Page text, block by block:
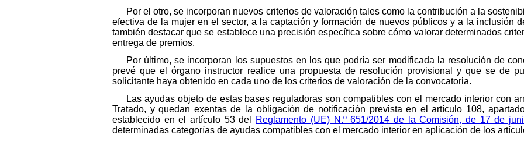
Por el otro, se incorporan nuevos criterios de valoración tales como la contribución a la
efectiva de la mujer en el sector, a la captación y formación de nuevos públicos y a la inclusión
también destacar que se establece una precisión específica sobre cómo valorar determinados
entrega de premios.
Por último, se incorporan los supuestos en los que podría ser modificada la resolución de
prevé que el órgano instructor realice una propuesta de resolución provisional y que se de
solicitante haya obtenido en cada uno de los criterios de valoración de la convocatoria.
Las ayudas objeto de estas bases reguladoras son compatibles con el mercado interior con
Tratado, y quedan exentas de la obligación de notificación prevista en el artículo 108,
establecido en el artículo 53 del
Reglamento (UE) N.º 651/2014 de la Comisión, de 17 de
determinadas categorías de ayudas compatibles con el mercado interior en aplicación de los